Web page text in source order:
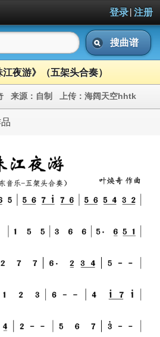
登录| 注册
搜曲谱
夜游》（五架头合奏）
来源： 自制 上传： 海阔天空hhtk